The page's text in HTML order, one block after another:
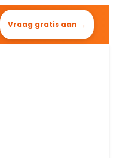
Vraag gratis aan →